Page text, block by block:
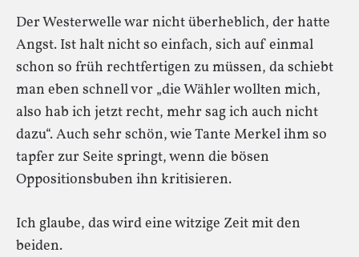
Der Westerwelle war nicht überheblich, der hatte
Angst. Ist halt nicht so einfach, sich auf einmal
schon so früh rechtfertigen zu müssen, da schiebt
man eben schnell vor „die Wähler wollten mich,
also hab ich jetzt recht, mehr sag ich auch nicht
dazu“. Auch sehr schön, wie Tante Merkel ihm so
tapfer zur Seite springt, wenn die bösen
Oppositionsbuben ihn kritisieren.
Ich glaube, das wird eine witzige Zeit mit den
beiden.